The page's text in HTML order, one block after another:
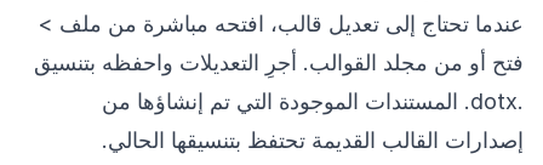
عندما تحتاج إلى تعديل قالب، افتحه مباشرة من ملف >
فتح أو من مجلد القوالب. أجرِ التعديلات واحفظه بتنسيق
.dotx. المستندات الموجودة التي تم إنشاؤها من
إصدارات القالب القديمة تحتفظ بتنسيقها الحالي.